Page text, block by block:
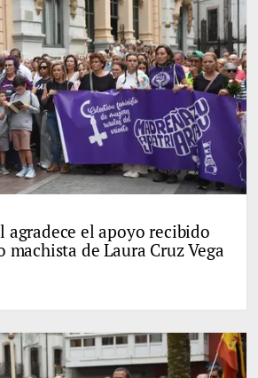
agradece el apoyo recibido
machista de Laura Cruz Vega